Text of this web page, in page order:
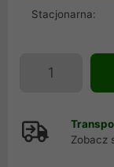
Stacjonarna:
Zobacz